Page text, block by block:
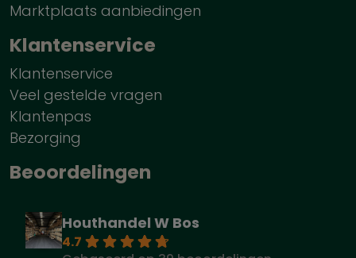
Marktplaats aanbiedingen
Klantenservice
Klantenservice
Veel gestelde vragen
Klantenpas
Bezorging
Beoordelingen
Houthandel W Bos
4.7